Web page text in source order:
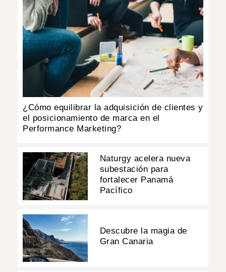
¿Cómo equilibrar la adquisición de clientes y
el posicionamiento de marca en el
Performance Marketing?
Naturgy acelera nueva
subestación para
fortalecer Panamá
Pacífico
Descubre la magia de
Gran Canaria